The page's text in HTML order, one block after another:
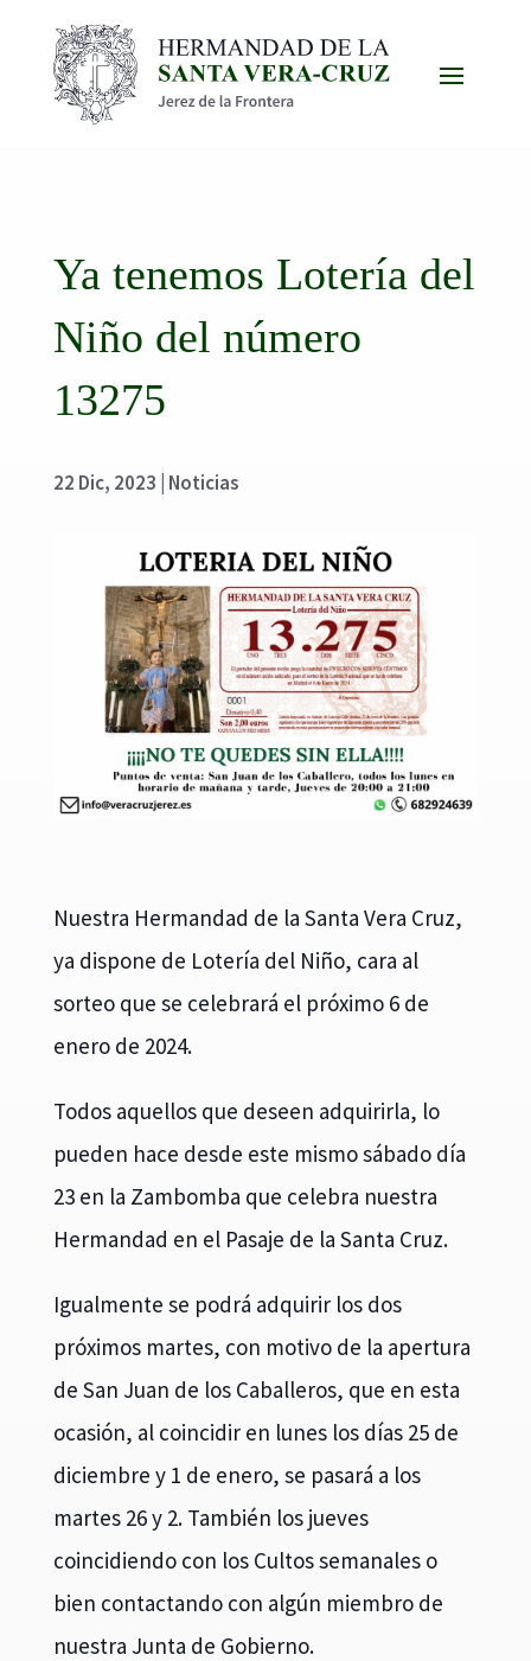
Ya tenemos Lotería del
Niño del número
13275
22 Dic, 2023 Noticias
Nuestra Hermandad de la Santa Vera Cruz,
ya dispone de Lotería del Niño, cara al
sorteo que se celebrará el próximo 6 de
enero de 2024.
Todos aquellos que deseen adquirirla, lo
pueden hace desde este mismo sábado día
23 en la Zambomba que celebra nuestra
Hermandad en el Pasaje de la Santa Cruz.
Igualmente se podrá adquirir los dos
próximos martes, con motivo de la apertura
de San Juan de los Caballeros, que en esta
ocasión, al coincidir en lunes los días 25 de
diciembre y 1 de enero, se pasará a los
martes 26 y 2. También los jueves
coincidiendo con los Cultos semanales o
bien contactando con algún miembro de
nuestra Junta de Gobierno.